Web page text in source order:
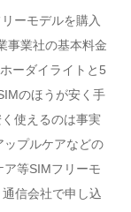
ーモデルを購入
事業社の基本料金
ーダイライトと5
のほうが安く手
使えるのは事実
ップルケアなどの
等SIMフリーモ
信会社で申し込